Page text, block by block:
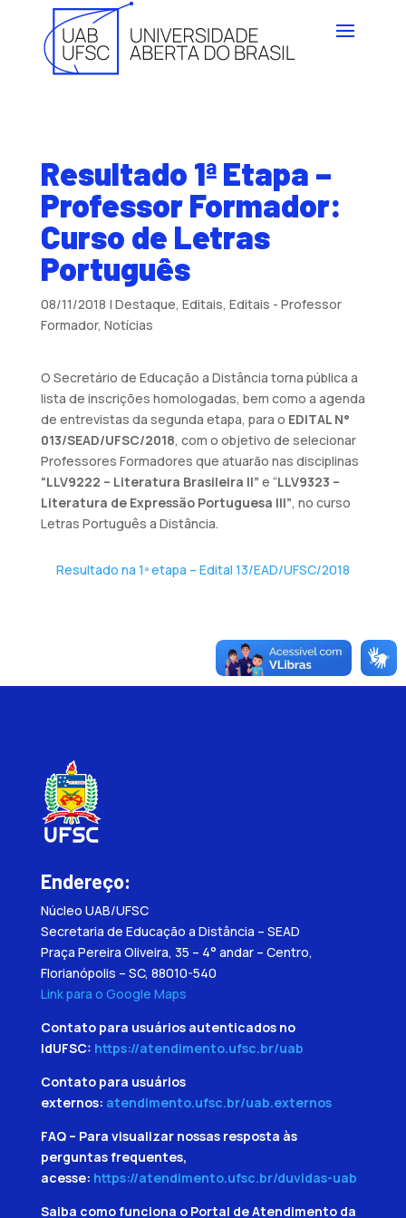
Resultado 1ª Etapa –
Professor Formador:
Curso de Letras
Português
08/11/2018 | Destaque, Editais, Editais - Professor
Formador, Notícias
O Secretário de Educação a Distância torna pública a
lista de inscrições homologadas, bem como a agenda
de entrevistas da segunda etapa, para o EDITAL N°
013/SEAD/UFSC/2018, com o objetivo de selecionar
Professores Formadores que atuarão nas disciplinas
“LLV9222 – Literatura Brasileira II” e “LLV9323 –
Literatura de Expressão Portuguesa III”, no curso
Letras Português a Distância.
Resultado na 1ª etapa – Edital 13/EAD/UFSC/2018
Endereço:
Núcleo UAB/UFSC
Secretaria de Educação a Distância – SEAD
Praça Pereira Oliveira, 35 – 4° andar – Centro,
Florianópolis – SC, 88010-540
Link para o Google Maps
Contato para usuários autenticados no
IdUFSC: https://atendimento.ufsc.br/uab
Contato para usuários
externos: atendimento.ufsc.br/uab.externos
FAQ – Para visualizar nossas resposta às
perguntas frequentes,
acesse: https://atendimento.ufsc.br/duvidas-uab
Saiba como funciona o Portal de Atendimento da